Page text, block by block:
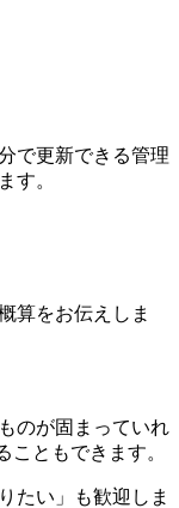
で更新できる管理
す。
算をお伝えしま
のが固まっていれ
こともできます。
たい」も歓迎しま